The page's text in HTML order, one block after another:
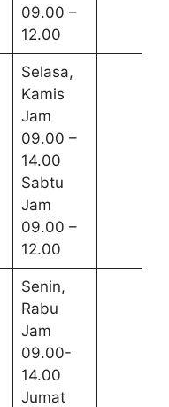
09.00 –
12.00
Selasa,
Kamis
Jam
09.00 –
14.00
Sabtu
Jam
09.00 –
12.00
Senin,
Rabu
Jam
09.00-
14.00
Jumat